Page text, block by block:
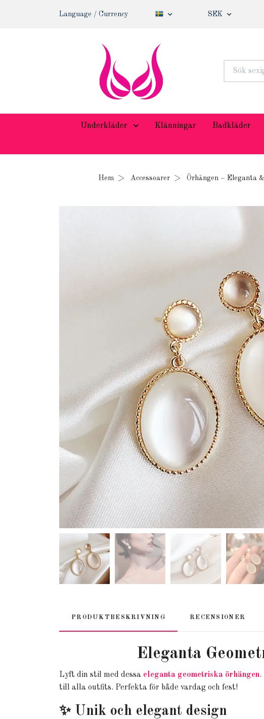
Language / Currency SEK
Underkläder Klänningar Badkläder
Hem Accessoarer Örhängen – Eleganta
PRODUKTBESKRIVNING RECENSIONER
Eleganta
Lyft din stil med dessa eleganta geometriska örhängen.
till alla outfits. Perfekta för både vardag och fest!
✨ Unik och elegant design